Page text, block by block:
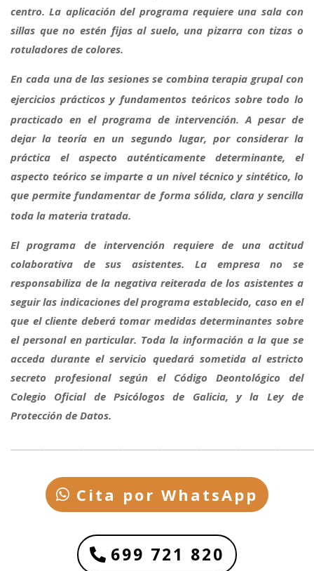
centro. La aplicación del programa requiere una sala con
sillas que no estén fijas al suelo, una pizarra con tizas o
rotuladores de colores.
En cada una de las sesiones se combina terapia grupal con
ejercicios prácticos y fundamentos teóricos sobre todo lo
practicado en el programa de intervención. A pesar de
dejar la teoría en un segundo lugar, por considerar la
práctica el aspecto auténticamente determinante, el
aspecto teórico se imparte a un nivel técnico y sintético, lo
que permite fundamentar de forma sólida, clara y sencilla
toda la materia tratada.
El programa de intervención requiere de una actitud
colaborativa de sus asistentes. La empresa no se
responsabiliza de la negativa reiterada de los asistentes a
seguir las indicaciones del programa establecido, caso en el
que el cliente deberá tomar medidas determinantes sobre
el personal en particular. Toda la información a la que se
acceda durante el servicio quedará sometida al estricto
secreto profesional según el Código Deontológico del
Colegio Oficial de Psicólogos de Galicia, y la Ley de
Protección de Datos.
Cita por WhatsApp
699 721 820